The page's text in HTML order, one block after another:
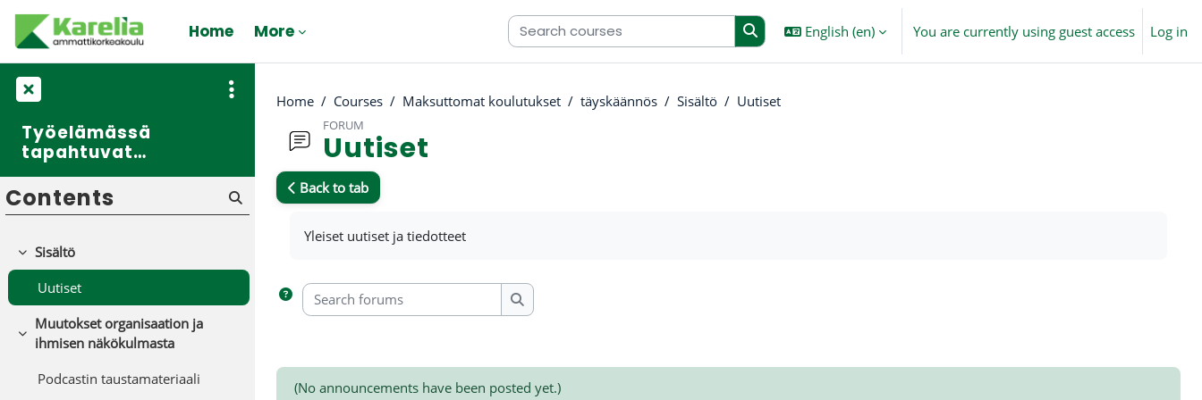
Home More English ‎(en)‎ You are currently using guest access Log in
Home Courses Maksuttomat koulutukset täyskäännös Sisältö Uutiset
FORUM
Uutiset
Back to tab
Yleiset uutiset ja tiedotteet
Search forums
Search forums
(No announcements have been posted yet.)
Työelämässä
tapahtuvat
muutokset
Contents
Collapse
Sisältö
Uutiset
Collapse
Muutokset organisaation ja
ihmisen näkökulmasta
Podcastin taustamateriaali